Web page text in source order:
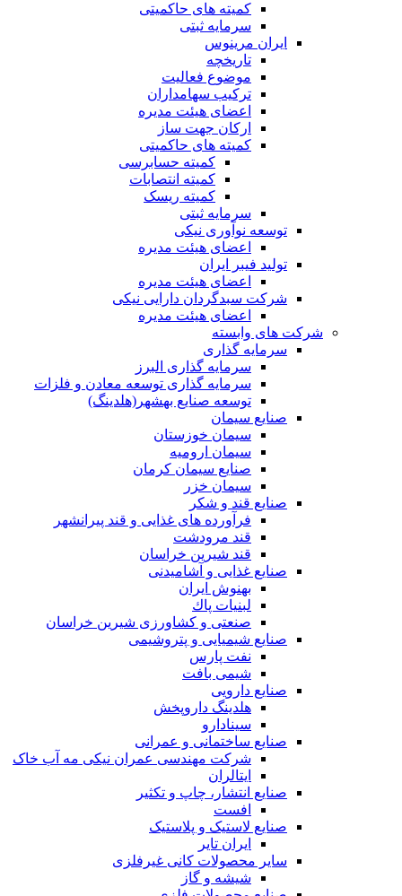
کمیته های حاکمیتی
سرمایه ثبتی
ایران مرینوس
تاریخچه
موضوع فعالیت
ترکیب سهامداران
اعضای هیئت مدیره
ارکان جهت ساز
کمیته های حاکمیتی
کمیته حسابرسی
کمیته انتصابات
کمیته ریسک
سرمایه ثبتی
توسعه نوآوری نیکی
اعضای هیئت مدیره
تولید فیبر ایران
اعضای هیئت مدیره
شرکت سبدگردان دارایی نیکی
اعضای هیئت مدیره
شرکت های وابسته
سرمایه گذاری
سرمایه گذاری البرز
سرمایه گذاری توسعه معادن و فلزات
توسعه‌ صنایع‌ بهشهر(هلدینگ)
صنایع سیمان
سیمان خوزستان
سیمان ارومیه
صنایع سیمان کرمان
سیمان خزر
صنایع قند و شکر
فرآورده های غذایی و قند پیرانشهر
قند مرودشت
قند شیرین خراسان
صنایع غذايی و آشاميدنی
بهنوش ایران
لبنيات پاك
صنعتی و کشاورزی شیرین خراسان
صنایع شیمیایی و پتروشیمی
نفت پارس
شیمی بافت
صنایع دارویی
هلدینگ داروپخش
سینادارو
صنایع ساختمانی و عمرانی
شرکت مهندسی عمران نیکی مه آب خاک
ایتالران
صنایع انتشار، چاپ و تکثير
افست
صنایع لاستیک و پلاستیک
ایران تایر
ساير محصولات كانی غيرفلزی
شیشه و گاز